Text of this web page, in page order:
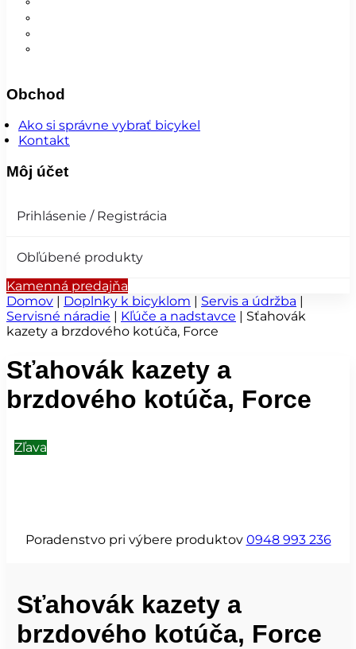
Obchod
Ako si správne vybrať bicykel
Kontakt
Môj účet
Prihlásenie / Registrácia
Obľúbené produkty
Kamenná predajňa
Domov | Doplnky k bicyklom | Servis a údržba |
Servisné náradie | Kľúče a nadstavce | Sťahovák
kazety a brzdového kotúča, Force
Sťahovák kazety a
brzdového kotúča, Force
Zľava
Poradenstvo pri výbere produktov 0948 993 236
Sťahovák kazety a
brzdového kotúča, Force